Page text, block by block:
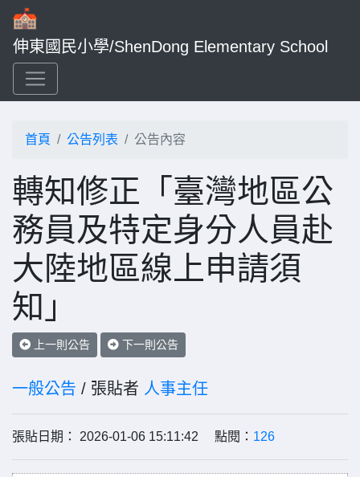
伸東國民小學/ShenDong Elementary School
首頁 公告列表 公告內容
轉知修正「臺灣地區公
務員及特定身分人員赴
大陸地區線上申請須
知」
上一則公告 下一則公告
一般公告 / 張貼者 人事主任
張貼日期： 2026-01-06 15:11:42 點閱： 126